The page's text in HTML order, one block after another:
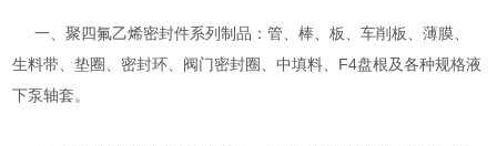
一、聚四氟乙烯密封件系列制品：管、棒、板、车削板、薄膜、
生料带、垫圈、密封环、阀门密封圈、中填料、F4盘根及各种规格液
下泵轴套。